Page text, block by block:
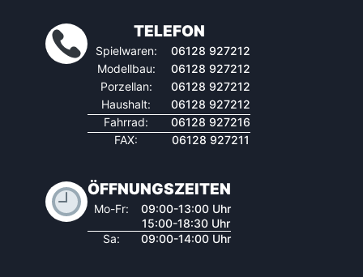
TELEFON
Spielwaren:
06128 927212
Modellbau:
06128 927212
Porzellan:
06128 927212
Haushalt:
06128 927212
Fahrrad:
06128 927216
FAX:
06128 927211
ÖFFNUNGSZEITEN
Mo-Fr:
09:00-13:00 Uhr
15:00-18:30 Uhr
Sa:
09:00-14:00 Uhr